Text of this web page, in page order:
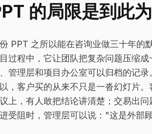
的局限是到此
PPT 之所以能在咨询业做三十年的
过程中，它让团队把复杂问题压缩
管理层和项目办公室可以归档的记
，客户买的从来不只是一沓幻灯片
上，有人敢把结论讲清楚；交易出
受阻时，管理层可以说："这是外部